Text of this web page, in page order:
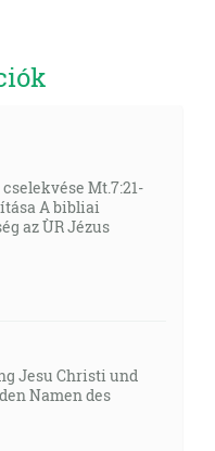
Mt.7:21-
A bibliai
az ÙR Jézus
Jesu Christi und
Namen des